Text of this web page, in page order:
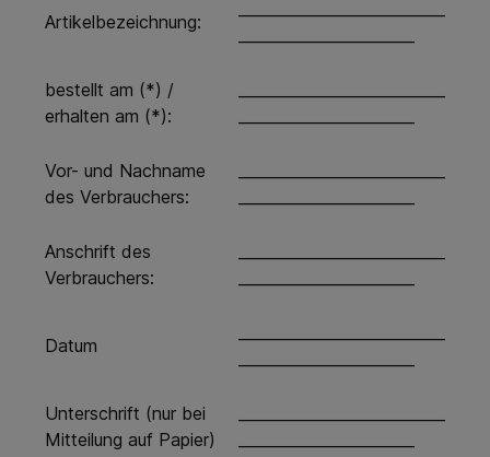
Artikelbezeichnung:
bestellt am (*) /
erhalten am (*):
Vor- und Nachname
des Verbrauchers:
Anschrift des
Verbrauchers:
Datum
Unterschrift (nur bei
Mitteilung auf Papier)